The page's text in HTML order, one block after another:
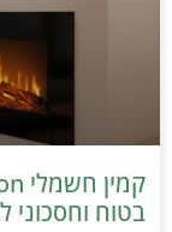
בטוח וחסכוני